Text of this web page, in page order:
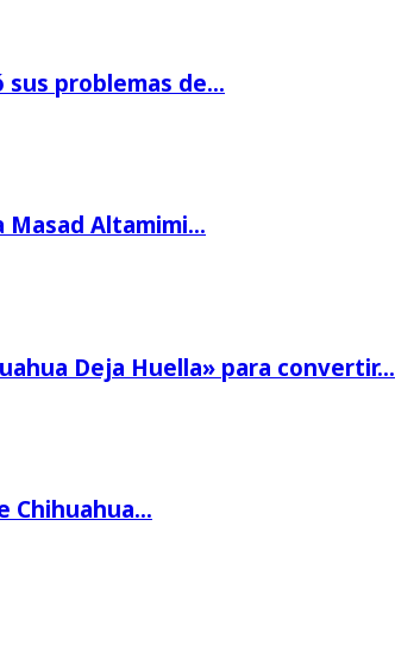
sus problemas de…
Masad Altamimi…
Deja Huella» para convertir…
Chihuahua…